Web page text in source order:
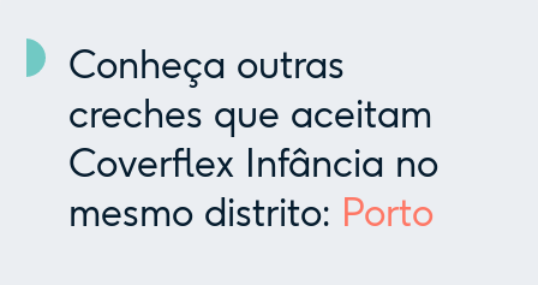
Conheça outras
creches que aceitam
Coverflex Infância no
mesmo distrito: Porto